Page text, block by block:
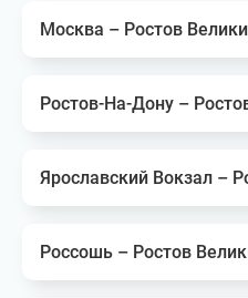
Москва – Ростов
Ростов-На-Дону –
Ярославский Вокзал –
Россошь – Ростов